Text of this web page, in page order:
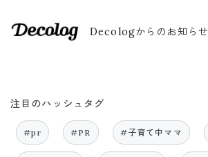
Decologからのお知らせ
注目のハッシュタグ
#pr #PR #子育て中ママ